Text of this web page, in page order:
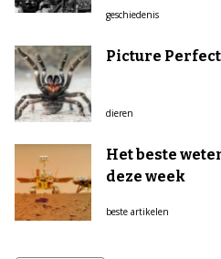
geschiedenis
Picture
dieren
Het beste
deze week
beste artikelen